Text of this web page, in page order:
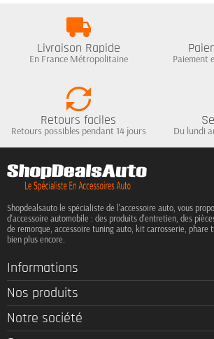
Livraison Rapide
En France Métropolitaine Paiement
Retours faciles
Retours possibles pendant 14 jours Du lundi
Shopdealsauto le spécialiste de l'accessoire auto, vous
d'accessoire automobile : des produits d'entretien, des
de remorque, accessoire tuning auto, kit carrosserie, phare
bien plus encore.
Informations
Nos produits
Notre société